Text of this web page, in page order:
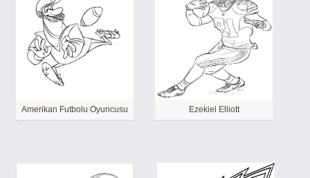
Amerikan Futbolu Oyuncusu Ezekiel Elliott